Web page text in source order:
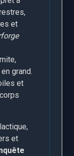
et
grand.
et
et